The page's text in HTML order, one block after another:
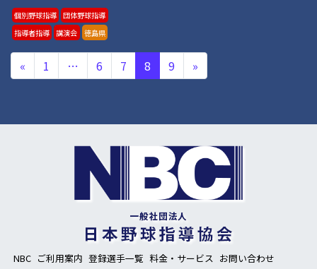
個別野球指導
団体野球指導
指導者指導
講演会 徳島県
投稿ナビゲーション
« 1 … 6 7 8 9 »
NBC ご利用案内 登録選手一覧 料金・サービス お問い合わせ